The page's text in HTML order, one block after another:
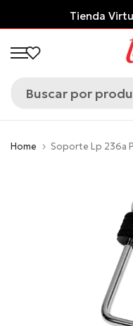
al
contenido
Tienda
Home Soporte Lp 236a